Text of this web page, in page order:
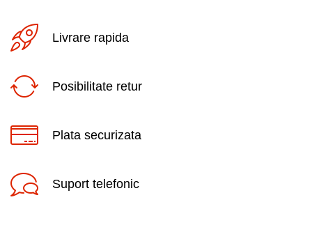
Livrare rapida
Posibilitate retur
Plata securizata
Suport telefonic